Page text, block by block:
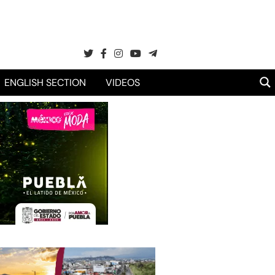
ENGLISH SECTION VIDEOS